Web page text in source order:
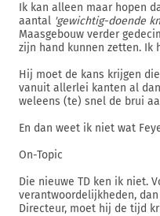
Ik kan alleen maar hopen
aantal 'gewichtig-doende
Maasgebouw verder
zijn hand kunnen zetten. Ik
Hij moet de kans krijgen
vanuit allerlei kanten al
weleens (te) snel de brui
En dan weet ik niet wat
On-Topic
Die nieuwe TD ken ik niet.
verantwoordelijkheden,
Directeur, moet hij de tijd